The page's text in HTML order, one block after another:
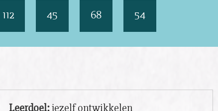
112 45 68 54
Leerdoel:jezelf ontwikkelen